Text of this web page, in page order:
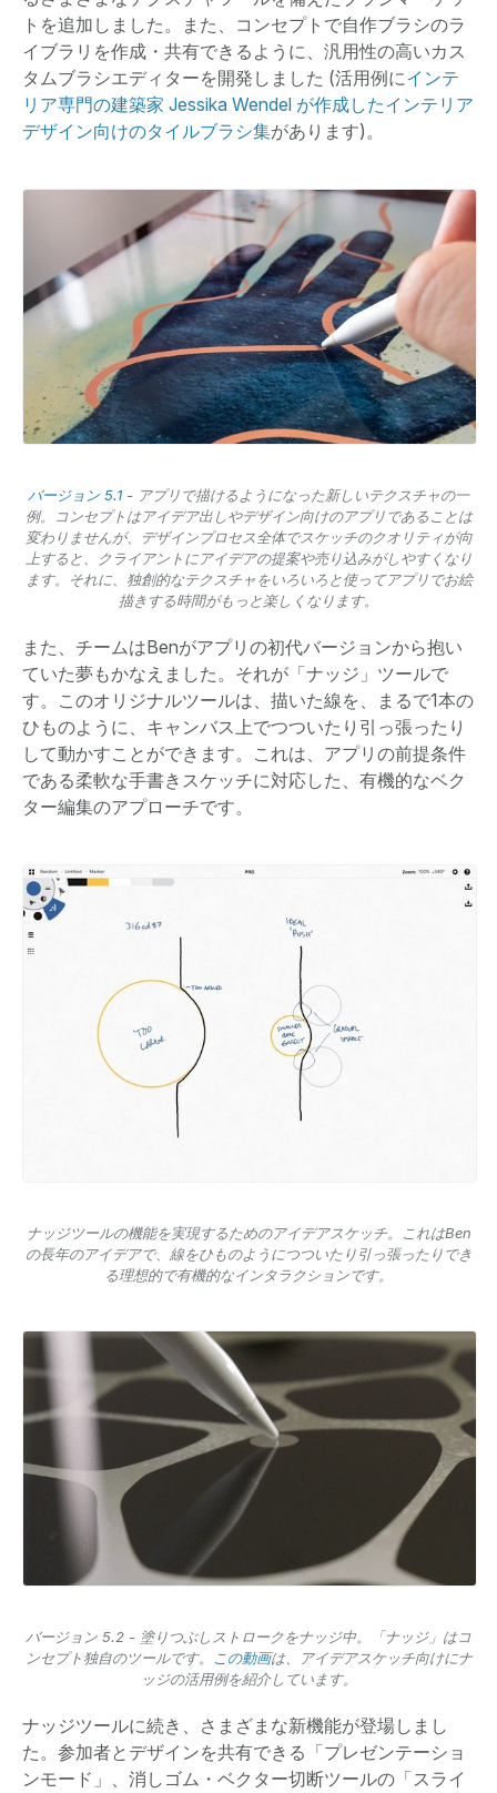
トを追加しました。また、コンセプトで自作ブラシのラ
イブラリを作成・共有できるように、汎用性の高いカス
タムブラシエディターを開発しました (活用例にインテ
リア専門の建築家 Jessika Wendel が作成したインテリア
デザイン向けのタイルブラシ集があります)。
バージョン 5.1 - アプリで描けるようになった新しいテクスチャの一
例。コンセプトはアイデア出しやデザイン向けのアプリであることは
変わりませんが、デザインプロセス全体でスケッチのクオリティが向
上すると、クライアントにアイデアの提案や売り込みがしやすくなり
ます。それに、独創的なテクスチャをいろいろと使ってアプリでお絵
描きする時間がもっと楽しくなります。
また、チームはBenがアプリの初代バージョンから抱い
ていた夢もかなえました。それが「ナッジ」ツールで
す。このオリジナルツールは、描いた線を、まるで1本の
ひものように、キャンバス上でつついたり引っ張ったり
して動かすことができます。これは、アプリの前提条件
である柔軟な手書きスケッチに対応した、有機的なベク
ター編集のアプローチです。
ナッジツールの機能を実現するためのアイデアスケッチ。これはBen
の長年のアイデアで、線をひものようにつついたり引っ張ったりでき
る理想的で有機的なインタラクションです。
バージョン 5.2 - 塗りつぶしストロークをナッジ中。「ナッジ」はコ
ンセプト独自のツールです。 この動画は、アイデアスケッチ向けにナ
ッジの活用例を紹介しています。
ナッジツールに続き、さまざまな新機能が登場しまし
た。参加者とデザインを共有できる「プレゼンテーショ
ンモード」、消しゴム・ベクター切断ツールの「スライ